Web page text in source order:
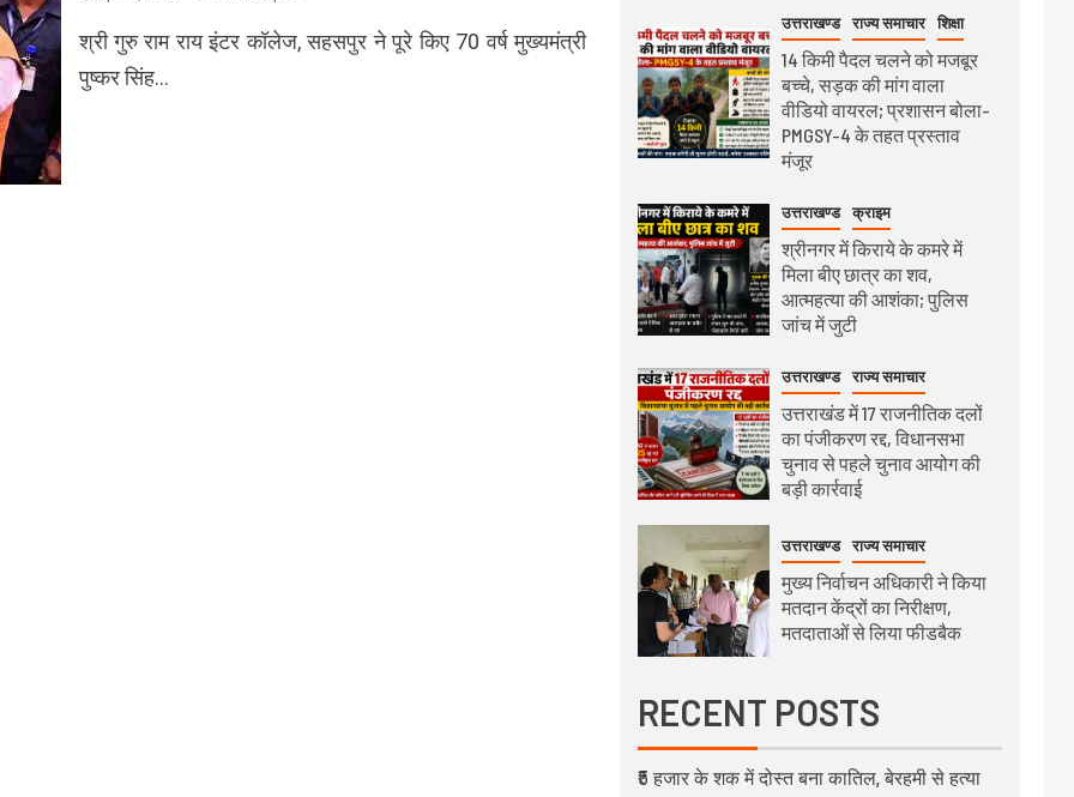
श्री गुरु राम राय इंटर कॉलेज, सहसपुर ने पूरे किए 70 वर्ष मुख्यमंत्री
पुष्कर सिंह…
उत्तराखण्ड राज्य समाचार शिक्षा
14 किमी पैदल चलने को मजबूर
बच्चे, सड़क की मांग वाला
वीडियो वायरल; प्रशासन बोला-
PMGSY-4 के तहत प्रस्ताव
मंजूर
उत्तराखण्ड क्राइम
श्रीनगर में किराये के कमरे में
मिला बीए छात्र का शव,
आत्महत्या की आशंका; पुलिस
जांच में जुटी
उत्तराखण्ड राज्य समाचार
उत्तराखंड में 17 राजनीतिक दलों
का पंजीकरण रद्द, विधानसभा
चुनाव से पहले चुनाव आयोग की
बड़ी कार्रवाई
उत्तराखण्ड राज्य समाचार
मुख्य निर्वाचन अधिकारी ने किया
मतदान केंद्रों का निरीक्षण,
मतदाताओं से लिया फीडबैक
RECENT POSTS
₹5 हजार के शक में दोस्त बना कातिल, बेरहमी से हत्या